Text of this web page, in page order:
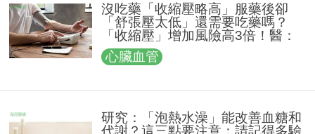
沒吃藥「收縮壓略高」服藥後卻
「舒張壓太低」還需要吃藥嗎？
「收縮壓」增加風險高3倍！醫：
依據收縮壓數值決定是否吃藥
心臟血管
研究：「泡熱水澡」能改善血糖和
代謝？這三點要注意：請記得多驗